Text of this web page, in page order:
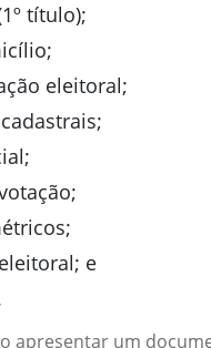
título);
eleitoral;
e
apresentar um